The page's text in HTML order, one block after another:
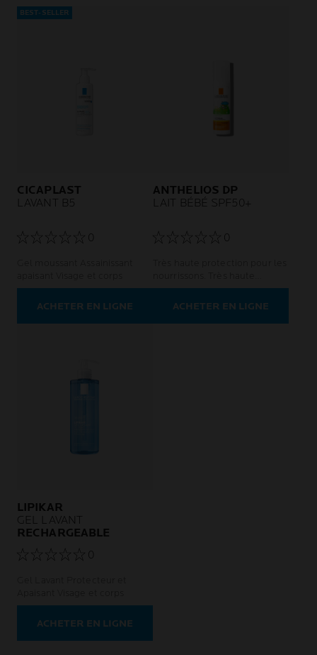
BEST-SELLER
CICAPLAST
LAVANT B5
0
ACHETER EN LIGNE
ANTHELIOS DP
LAIT BÉBÉ SPF50+
0
protection. Haute tolérance.
ACHETER EN LIGNE
LIPIKAR
GEL LAVANT
RECHARGEABLE
0
ACHETER EN LIGNE